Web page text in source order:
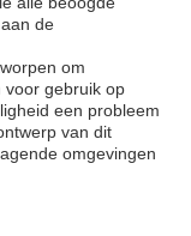
de
om
voor gebruik op
een probleem
van dit
omgevingen